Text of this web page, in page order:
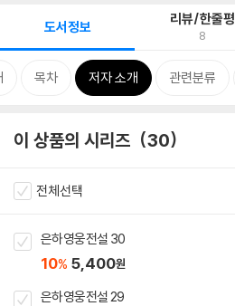
도서정보 리뷰/한줄평
8
목차 저자 소개 관련분류
이 상품의 시리즈 30
전체선택
은하영웅전설 30
10% 5,400원
은하영웅전설 29